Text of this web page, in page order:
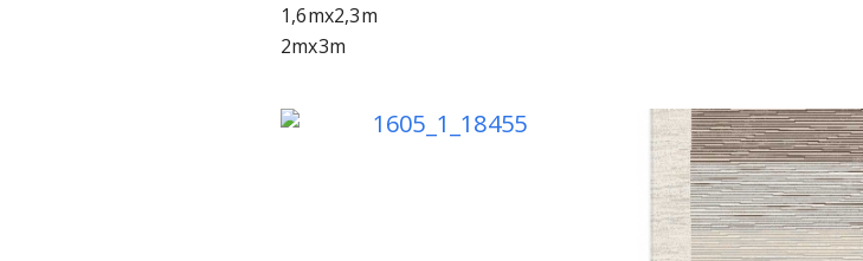
1,6mx2,3m
2mx3m